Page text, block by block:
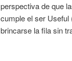
perspectiva de que
cumple el ser Useful
brincarse la fila sin